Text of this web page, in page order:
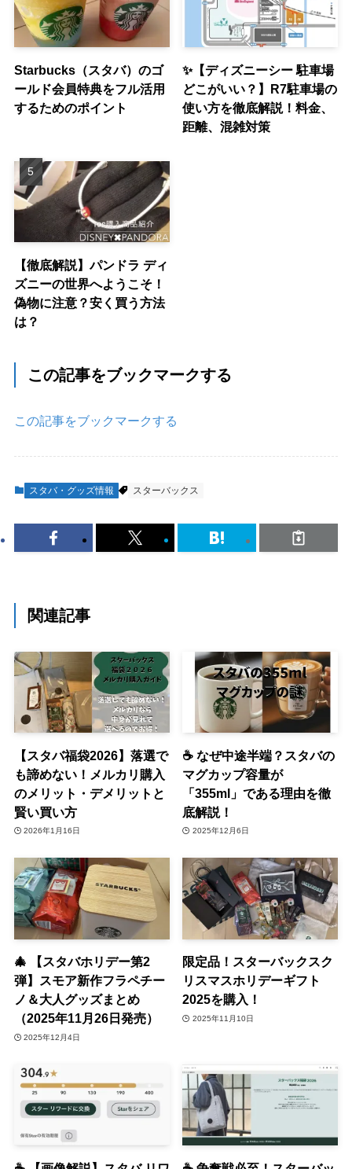
Starbucks（スタバ）のゴ
ールド会員特典をフル活用
するためのポイント
✨【ディズニーシー 駐車場
どこがいい？】R7駐車場の
使い方を徹底解説！料金、
距離、混雑対策
【徹底解説】パンドラ ディ
ズニーの世界へようこそ！
偽物に注意？安く買う方法
は？
この記事をブックマークする
この記事をブックマークする
スタバ・グッズ情報 スターバックス
関連記事
【スタバ福袋2026】落選で
も諦めない！メルカリ購入
のメリット・デメリットと
賢い買い方
2026年1月16日
☕ なぜ中途半端？スタバの
マグカップ容量が
「355ml」である理由を徹
底解説！
2025年12月6日
🎄 【スタバホリデー第2
弾】スモア新作フラペチー
ノ＆大人グッズまとめ
（2025年11月26日発売）
2025年12月4日
限定品！スターバックスク
リスマスホリデーギフト
2025を購入！
2025年11月10日